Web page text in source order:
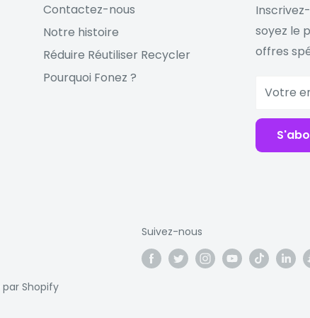
Contactez-nous
Notre histoire
Réduire Réutiliser Recycler
Pourquoi Fonez ?
soyez le
offres
Votre
Shopify
Suivez-nous